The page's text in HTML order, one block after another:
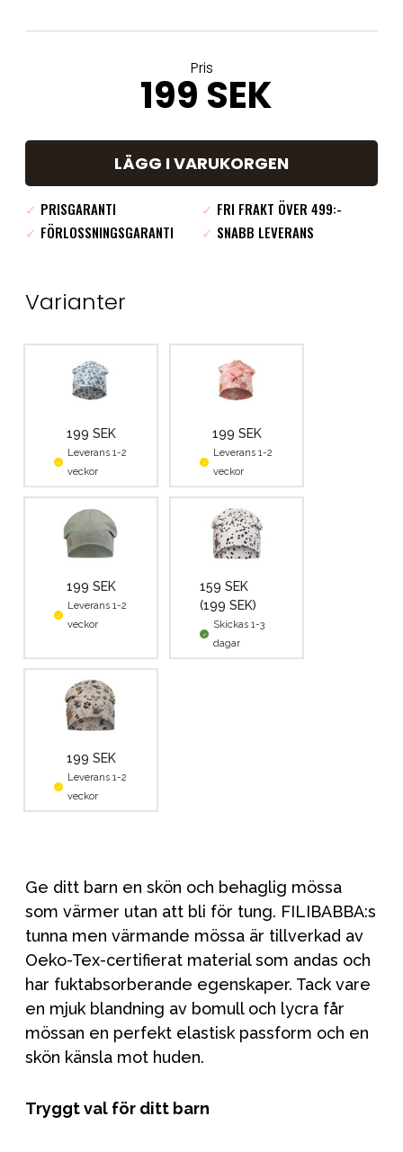
Pris
199 SEK
LÄGG I VARUKORGEN
✓ PRISGARANTI ✓ FRI FRAKT ÖVER 499:-
✓ FÖRLOSSNINGSGARANTI ✓ SNABB LEVERANS
Varianter
199 SEK
Leverans 1-2
veckor
199 SEK
Leverans 1-2
veckor
199 SEK
Leverans 1-2
veckor
159 SEK
(199 SEK)
Skickas 1-3
dagar
199 SEK
Leverans 1-2
veckor
Ge ditt barn en skön och behaglig mössa
som värmer utan att bli för tung. FILIBABBA:s
tunna men värmande mössa är tillverkad av
Oeko-Tex-certifierat material som andas och
har fuktabsorberande egenskaper. Tack vare
en mjuk blandning av bomull och lycra får
mössan en perfekt elastisk passform och en
skön känsla mot huden.
Tryggt val för ditt barn